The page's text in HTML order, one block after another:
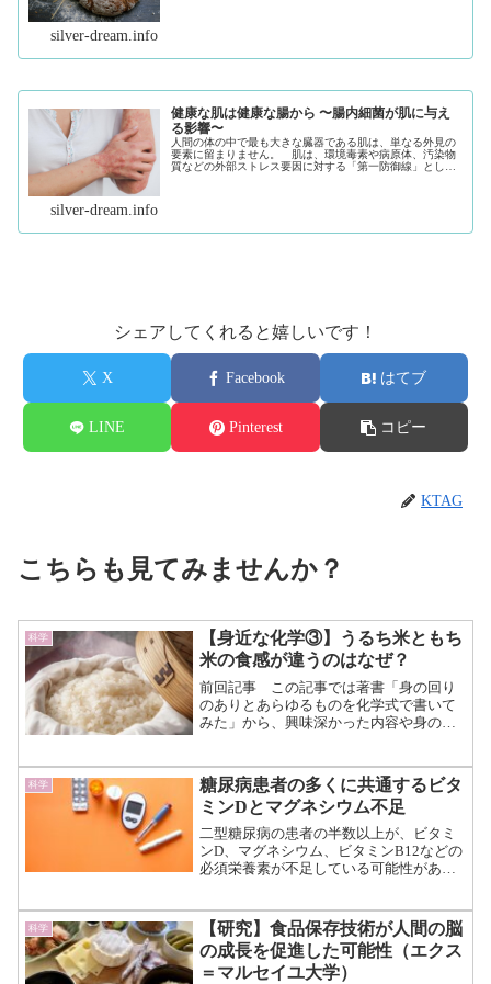
silver-dream.info
健康な肌は健康な腸から 〜腸内細菌が肌に与え
る影響〜
人間の体の中で最も大きな臓器である肌は、単なる外見の
要素に留まりません。 肌は、環境毒素や病原体、汚染物
質などの外部ストレス要因に対する「第一防御線」として
silver-dream.info
シェアしてくれると嬉しいです！
X Facebook はてブ
LINE Pinterest コピー
KTAG
こちらも見てみませんか？
科学
【身近な化学③】うるち米ともち
米の食感が違うのはなぜ？
前回記事 この記事では著書「身の回り
のありとあらゆるものを化学式で書いて
みた」から、興味深かった内容や身の回
米”です。 前回記事では砂糖の構造に
ついて化学式を使いながら迫っ...（続き
を読む）
科学
糖尿病患者の多くに共通するビタ
ミンDとマグネシウム不足
二型糖尿病の患者の半数以上が、ビタミ
ンD、マグネシウム、ビタミンB12などの
必須栄養素が不足している可能性がある
と、食事、代謝、特定の糖尿病治療薬の
影響が、体が栄養素を吸...（続きを読
む）
科学
【研究】食品保存技術が人間の脳
の成長を促進した可能性（エクス
＝マルセイユ大学）